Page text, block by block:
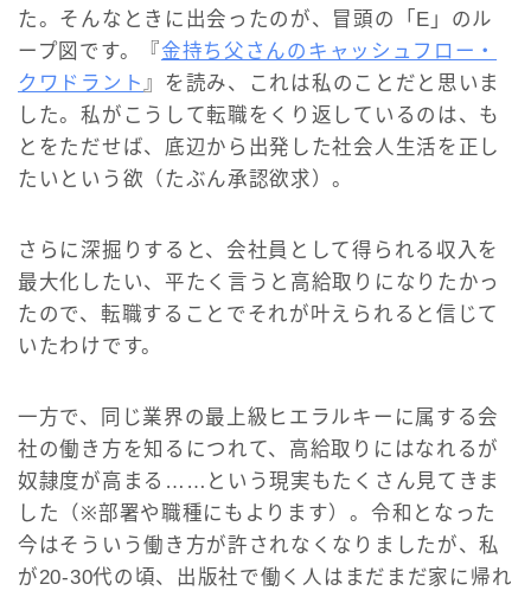
た。そんなときに出会ったのが、冒頭の「E」のル
ープ図です。『 金持ち父さんのキャッシュフロー・
クワドラント 』を読み、これは私のことだと思いま
した。私がこうして転職をくり返しているのは、も
とをただせば、底辺から出発した社会人生活を正し
たいという欲（たぶん承認欲求）。
さらに深掘りすると、会社員として得られる収入を
最大化したい、平たく言うと高給取りになりたかっ
たので、転職することでそれが叶えられると信じて
いたわけです。
一方で、同じ業界の最上級ヒエラルキーに属する会
社の働き方を知るにつれて、高給取りにはなれるが
奴隷度が高まる……という現実もたくさん見てきま
した（※部署や職種にもよります）。令和となった
今はそういう働き方が許されなくなりましたが、私
が20-30代の頃、出版社で働く人はまだまだ家に帰れ